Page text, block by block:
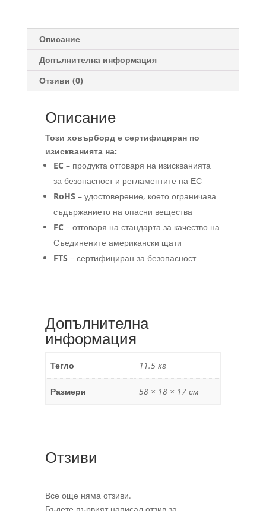
Описание
Допълнителна информация
Отзиви (0)
Описание
Този ховърборд е сертифициран по
изискванията на:
EC – продукта отговаря на изискванията
за безопасност и регламентите на ЕС
RoHS – удостоверение, което ограничава
съдържанието на опасни вещества
FC – отговаря на стандарта за качество на
Съединените американски щати
FTS – сертифициран за безопасност
Допълнителна
информация
Тегло 11.5 кг
Размери 58 × 18 × 17 см
Отзиви
Все още няма отзиви.